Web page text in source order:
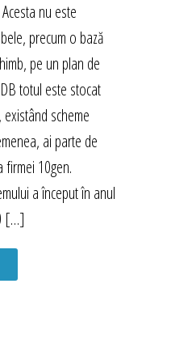
nu este
precum o bază
pe un plan de
totul este stocat
scheme
ai parte de
10gen.
a început în anul
[…]